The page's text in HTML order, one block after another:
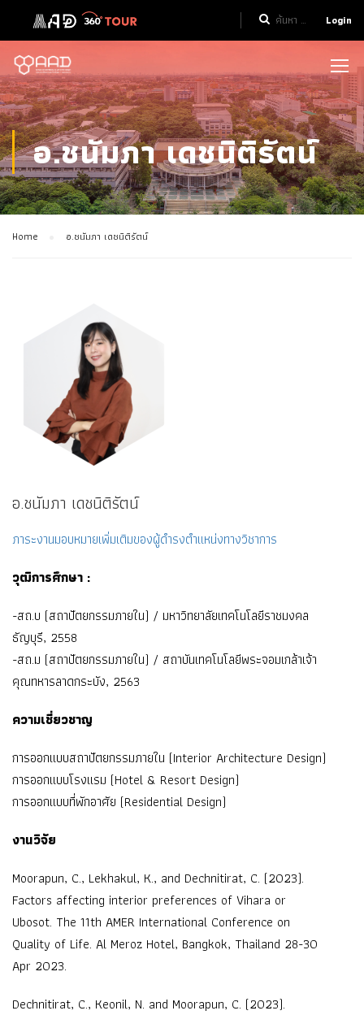
Login
อ.ชนัมภา เดชนิติรัตน์
Home อ.ชนัมภา เดชนิติรัตน์
อ.ชนัมภา เดชนิติรัตน์
ภาระงานมอบหมายเพิ่มเติมของผู้ดำรงตำแหน่งทางวิชาการ
วุฒิการศึกษา :
-สถ.บ (สถาปัตยกรรมภายใน) / มหาวิทยาลัยเทคโนโลยีราชมงคล
ธัญบุรี, 2558
-สถ.ม (สถาปัตยกรรมภายใน) / สถาบันเทคโนโลยีพระจอมเกล้าเจ้า
คุณทหารลาดกระบัง, 2563
ความเชี่ยวชาญ
การออกแบบสถาปัตยกรรมภายใน (Interior Architecture Design)
การออกแบบโรงแรม (Hotel & Resort Design)
การออกแบบที่พักอาศัย (Residential Design)
งานวิจัย
Moorapun, C., Lekhakul, K., and Dechnitirat, C. (2023).
Factors affecting interior preferences of Vihara or
Ubosot. The 11th AMER International Conference on
Quality of Life. Al Meroz Hotel, Bangkok, Thailand 28-30
Apr 2023.
Dechnitirat, C., Keonil, N. and Moorapun, C. (2023).